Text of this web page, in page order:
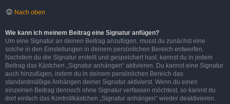
Nach oben
Wie kann ich meinem Beitrag eine Signatur anfügen?
Um eine Signatur an deinen Beitrag anzufügen, musst du zunächst eine
solche in den Einstellungen in deinem persönlichen Bereich entwerfen.
Nachdem du die Signatur erstellt und gespeichert hast, kannst du in jedem
Beitrag das Kästchen „Signatur anhängen“ aktivieren. Du kannst eine Signatur
auch hinzufügen, indem du in deinem persönlichen Bereich das
standardmäßige Anhängen deiner Signatur aktivierst. Wenn du einen
einzelnen Beitrag dennoch ohne Signatur verfassen möchtest, so kannst du
dort einfach das Kontrollkästchen „Signatur anhängen“ wieder deaktivieren.